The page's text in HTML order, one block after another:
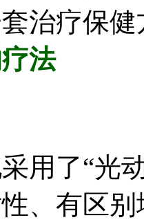
治疗保
法
了“光动
、有区